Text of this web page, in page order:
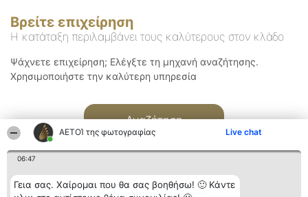
ΑΕΤΟΊ της φωτογραφίας Live chat
06:47
Γεια σας. Χαίρομαι που θα σας βοηθήσω! 🙂 Κάντε
Βρείτε επιχείρηση
Η κατάταξη περιλαμβάνει τους καλύτερους στον κλάδο
Ψάχνετε επιχείρηση; Ελέγξτε τη μηχανή αναζήτησης.
Χρησιμοποιήστε την καλύτερη υπηρεσία
Αναζήτηση